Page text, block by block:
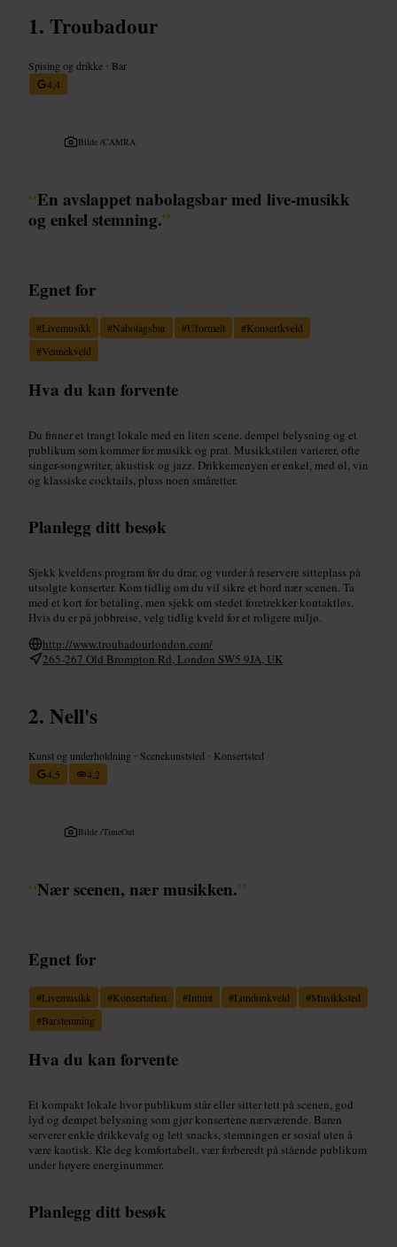
Troubadour
Spising og drikke • Bar
4,4
Bilde /CAMRA
“En avslappet nabolagsbar med live-musikk
og enkel stemning.”
Egnet for
#Livemusikk #Nabolagsbar #Uformelt #Konsertkveld
#Vennekveld
Hva du kan forvente
Du finner et trangt lokale med en liten scene, dempet belysning og et
publikum som kommer for musikk og prat. Musikkstilen varierer, ofte
singer-songwriter, akustisk og jazz. Drikkemenyen er enkel, med øl, vin
og klassiske cocktails, pluss noen småretter.
Planlegg ditt besøk
Sjekk kveldens program før du drar, og vurder å reservere sitteplass på
utsolgte konserter. Kom tidlig om du vil sikre et bord nær scenen. Ta
med et kort for betaling, men sjekk om stedet foretrekker kontaktløs.
Hvis du er på jobbreise, velg tidlig kveld for et roligere miljø.
http://www.troubadourlondon.com/
265-267 Old Brompton Rd, London SW5 9JA, UK
Nell's
Kunst og underholdning • Scenekunststed • Konsertsted
4,5
4,2
Bilde /TimeOut
“Nær scenen, nær musikken.”
Egnet for
#Livemusikk #Konsertaften #Intimt #Londonkveld #Musikksted
#Barstemning
Hva du kan forvente
Et kompakt lokale hvor publikum står eller sitter tett på scenen, god
lyd og dempet belysning som gjør konsertene nærværende. Baren
serverer enkle drikkevalg og lett snacks, stemningen er sosial uten å
være kaotisk. Kle deg komfortabelt, vær forberedt på stående publikum
under høyere energinummer.
Planlegg ditt besøk